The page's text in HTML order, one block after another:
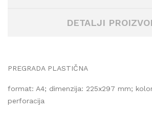
DETALJI
PREGRADA PLASTIČNA
format: A4; dimenzija: 225x297 mm;
perforacija